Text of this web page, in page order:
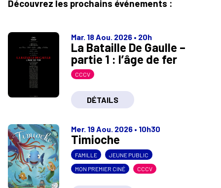
Découvrez les prochains événements :
Mar. 18 Aou. 2026 • 20h
La Bataille De Gaulle –
partie 1 : l’âge de fer
CCCV
DÉTAILS
Mer. 19 Aou. 2026 • 10h30
Timioche
FAMILLE JEUNE PUBLIC
MON PREMIER CINÉ CCCV